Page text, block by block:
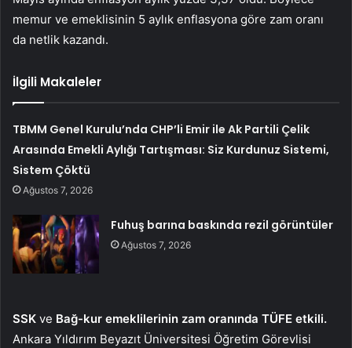
memur ve emeklisinin 5 aylık enflasyona göre zam oranı
da netlik kazandı.
İlgili Makaleler
TBMM Genel Kurulu’nda CHP’li Emir ile Ak Partili Çelik
Arasında Emekli Aylığı Tartışması: Siz Kurdunuz Sistemi,
Sistem Çöktü
Ağustos 7, 2026
Fuhuş barına baskında rezil görüntüler
Ağustos 7, 2026
SSK ve Bağ-kur emeklilerinin zam oranında TÜFE etkili.
Ankara Yıldırım Beyazıt Üniversitesi Öğretim Görevlisi